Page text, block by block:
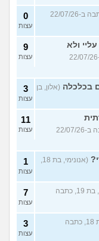
(אנונימי, בת 18, כתבה ב-22/07/26
0
עצות
ולא
(כינוי, בת 26, כתבה ב-22/07/26
9
עצות
בכלכלה (אלון, בן
3
עצות
(אחת, בת 34, כתבה ב-22/07/26
11
עצות
(אנונימי, בת 18,
1
עצות
(אנונימי, בת 19, כתבה
7
עצות
(אנונימית, בת 18, כתבה
3
עצות